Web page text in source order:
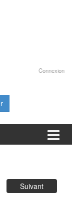
Connexion
Suivant